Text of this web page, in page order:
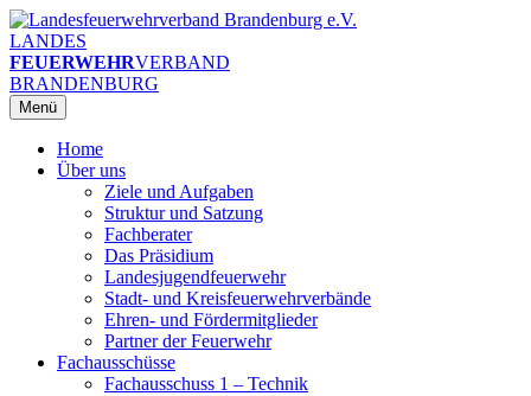
Zum
Inhalt
springen
LANDES
FEUERWEHRVERBAND
BRANDENBURG
Menü
Home
Über uns
Ziele und Aufgaben
Struktur und Satzung
Fachberater
Das Präsidium
Landesjugendfeuerwehr
Stadt- und Kreisfeuerwehrverbände
Ehren- und Fördermitglieder
Partner der Feuerwehr
Fachausschüsse
Fachausschuss 1 – Technik